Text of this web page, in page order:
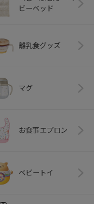
ビーベッド
離乳食グッズ
マグ
お食事エプロン
ベビートイ